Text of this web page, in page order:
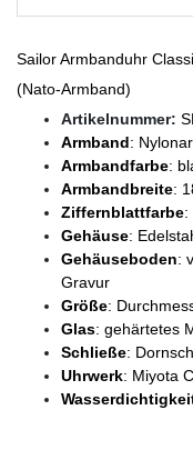
Sailor Armbanduhr
(Nato-Armband)
Artikelnummer:
Armband:
Armbandfarbe:
Armbandbreite:
Ziffernblattfarbe:
Gehäuse:
Gehäuseboden:
Gravur
Größe:
Glas: gehärtetes
Schließe:
Uhrwerk: Miyota